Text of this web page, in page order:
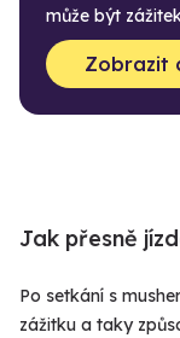
může být
Zobrazit
Jak přesně
Po setkání s
zážitku a taky